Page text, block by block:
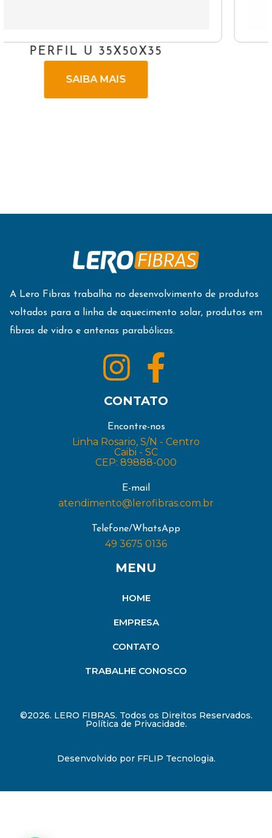
ANTENAS 2.60M
A Lero Fibras trabalha no desenvolvimento de produtos
voltados para a linha de aquecimento solar, produtos em
fibras de vidro e antenas parabólicas.
CONTATO
Encontre-nos
Linha Rosario, S/N - Centro
Caibi - SC
CEP: 89888-000
E-mail
atendimento@lerofibras.com.br
Telefone/WhatsApp
49 3675 0136
MENU
HOME
EMPRESA
CONTATO
TRABALHE CONOSCO
©2026. LERO FIBRAS. Todos os Direitos Reservados.
Política de Privacidade.
Desenvolvido por FFLIP Tecnologia.